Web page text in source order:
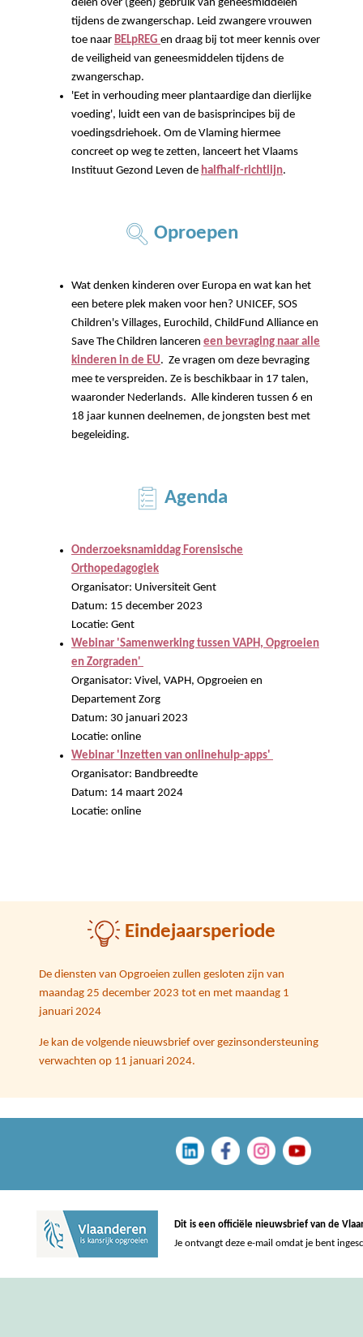
delen over (geen) gebruik van geneesmiddelen
tijdens de zwangerschap. Leid zwangere vrouwen
toe naar BELpREG en draag bij tot meer kennis over
de veiligheid van geneesmiddelen tijdens de
zwangerschap.
'Eet in verhouding meer plantaardige dan dierlijke
voeding', luidt een van de basisprincipes bij de
voedingsdriehoek. Om de Vlaming hiermee
concreet op weg te zetten, lanceert het Vlaams
Instituut Gezond Leven de halfhalf-richtlijn.
Oproepen
Wat denken kinderen over Europa en wat kan het
een betere plek maken voor hen? UNICEF, SOS
Children's Villages, Eurochild, ChildFund Alliance en
Save The Children lanceren een bevraging naar alle
kinderen in de EU. Ze vragen om deze bevraging
mee te verspreiden. Ze is beschikbaar in 17 talen,
waaronder Nederlands. Alle kinderen tussen 6 en
18 jaar kunnen deelnemen, de jongsten best met
begeleiding.
Agenda
Onderzoeksnamiddag Forensische
Orthopedagogiek
Organisator: Universiteit Gent
Datum: 15 december 2023
Locatie: Gent
Webinar 'Samenwerking tussen VAPH, Opgroeien
en Zorgraden'
Organisator: Vivel, VAPH, Opgroeien en
Departement Zorg
Datum: 30 januari 2023
Locatie: online
Webinar 'Inzetten van onlinehulp-apps'
Organisator: Bandbreedte
Datum: 14 maart 2024
Locatie: online
Eindejaarsperiode
De diensten van Opgroeien zullen gesloten zijn van
maandag 25 december 2023 tot en met maandag 1
januari 2024
Je kan de volgende nieuwsbrief over gezinsondersteuning
verwachten op 11 januari 2024.
Dit is een officiële nieuwsbrief van de
Je ontvangt deze e-mail omdat je bent